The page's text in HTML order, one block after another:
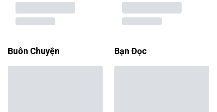
Buôn Chuyện Bạn Đọc